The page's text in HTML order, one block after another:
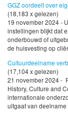
GGZ oordeelt over
(18,183 x gelezen)
19 november 2024 -
instellingen blijkt dat
onderbouwd of
de huisvesting op
Cultuurdeelname
(17,104 x gelezen)
21 november 2024 -
History, Culture and
internationale
uitgaat van